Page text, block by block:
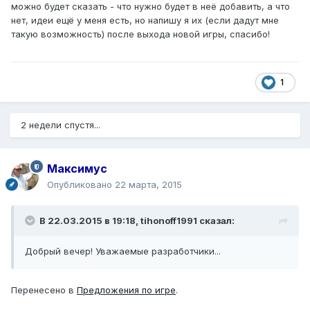
можно будет сказать - что нужно будет в неё добавить, а что
нет, идеи ещё у меня есть, но напишу я их (если дадут мне
такую возможность) после выхода новой игры, спасибо!
1
2 недели спустя...
Максимус
Опубликовано 22 марта, 2015
В 22.03.2015 в 19:18, tihonoff1991 сказал:
Добрый вечер! Уважаемые разработчики...
Перенесено в Предложения по игре.